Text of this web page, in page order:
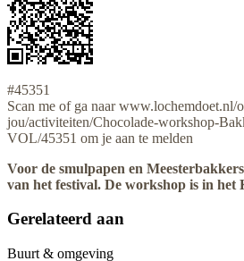
#45351
Scan me of ga naar www.lochemdoet.nl/
jou/activiteiten/Chocolade-workshop-
VOL/45351 om je aan te melden
Voor de smulpapen en
van het festival. De workshop is in
Gerelateerd aan
Buurt & omgeving